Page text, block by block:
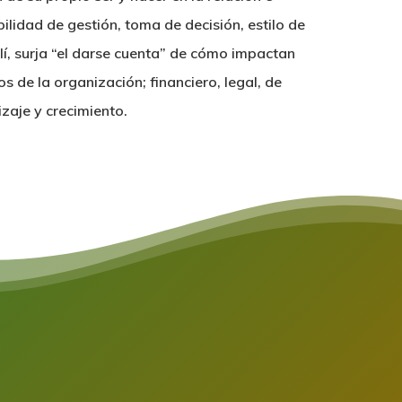
de gestión, toma de decisión, estilo de
surja “el darse cuenta” de cómo impactan
de la organización; financiero, legal, de
y crecimiento.